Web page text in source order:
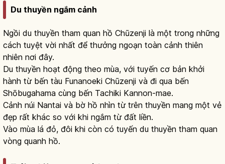
Du thuyền ngắm cảnh
Ngồi du thuyền tham quan hồ Chūzenji là một trong những
cách tuyệt vời nhất để thưởng ngoạn toàn cảnh thiên
nhiên nơi đây.
Du thuyền hoạt động theo mùa, với tuyến cơ bản khởi
hành từ bến tàu Funanoeki Chūzenji và đi qua bến
Shōbugahama cùng bến Tachiki Kannon-mae.
Cảnh núi Nantai và bờ hồ nhìn từ trên thuyền mang một vẻ
đẹp rất khác so với khi ngắm từ đất liền.
Vào mùa lá đỏ, đôi khi còn có tuyến du thuyền tham quan
vòng quanh hồ.